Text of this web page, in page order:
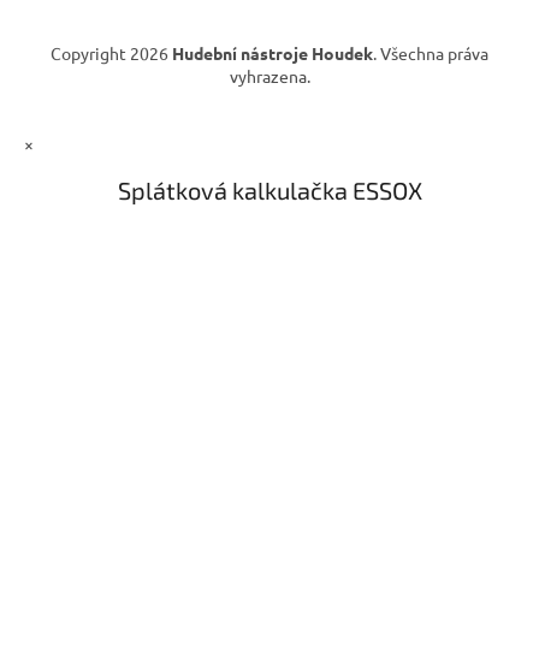
s
u
Copyright 2026 Hudební nástroje Houdek. Všechna práva
vyhrazena.
×
Splátková kalkulačka ESSOX